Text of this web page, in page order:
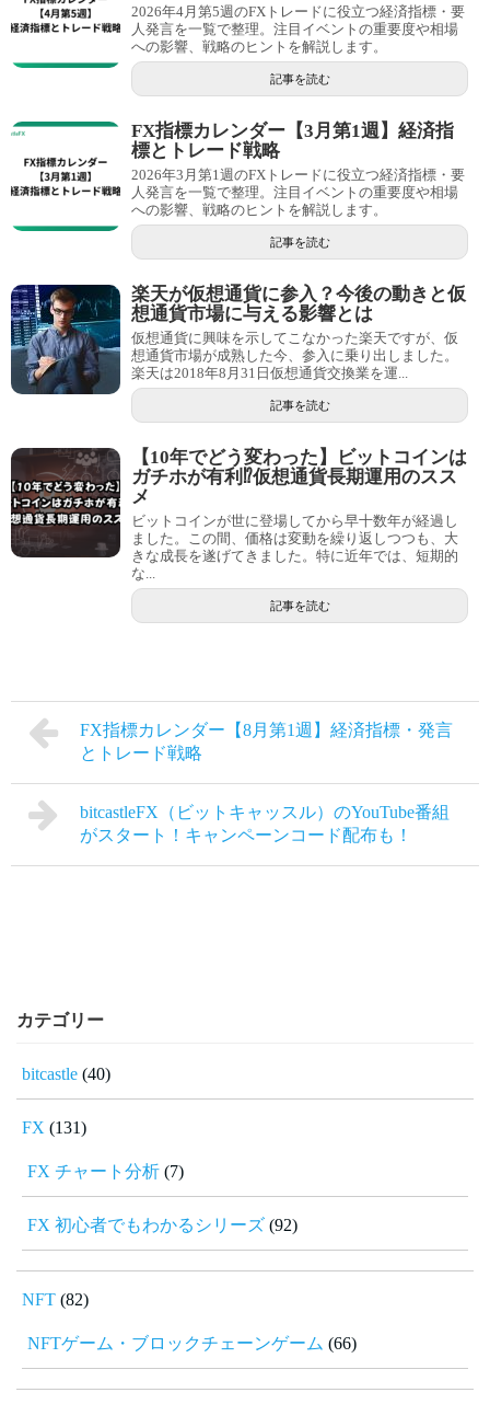
2026年4月第5週のFXトレードに役立つ経済指標・要
人発言を一覧で整理。注目イベントの重要度や相場
への影響、戦略のヒントを解説します。
記事を読む
FX指標カレンダー【3月第1週】経済指
標とトレード戦略
2026年3月第1週のFXトレードに役立つ経済指標・要
人発言を一覧で整理。注目イベントの重要度や相場
への影響、戦略のヒントを解説します。
記事を読む
楽天が仮想通貨に参入？今後の動きと仮
想通貨市場に与える影響とは
仮想通貨に興味を示してこなかった楽天ですが、仮
想通貨市場が成熟した今、参入に乗り出しました。
楽天は2018年8月31日仮想通貨交換業を運...
記事を読む
【10年でどう変わった】ビットコインは
ガチホが有利⁉仮想通貨長期運用のスス
メ
ビットコインが世に登場してから早十数年が経過し
ました。この間、価格は変動を繰り返しつつも、大
きな成長を遂げてきました。特に近年では、短期的
な...
記事を読む
FX指標カレンダー【8月第1週】経済指標・発言
とトレード戦略
bitcastleFX（ビットキャッスル）のYouTube番組
がスタート！キャンペーンコード配布も！
カテゴリー
bitcastle (40)
FX (131)
FX チャート分析 (7)
FX 初心者でもわかるシリーズ (92)
NFT (82)
NFTゲーム・ブロックチェーンゲーム (66)